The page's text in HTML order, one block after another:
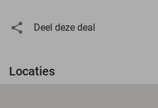
Deel deze deal
Locaties